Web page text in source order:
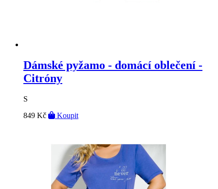
Dámské pyžamo - domácí oblečení -
Citróny
S
849 Kč
Koupit